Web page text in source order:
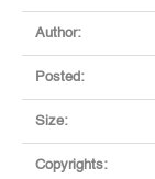
Author:
Posted:
Size:
Copyrights: